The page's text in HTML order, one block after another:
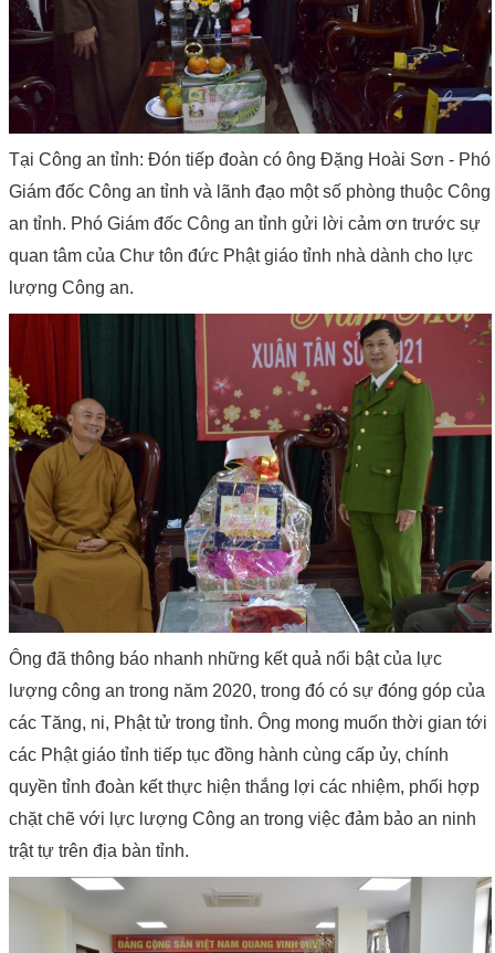
Tại Công an tỉnh: Đón tiếp đoàn có ông Đặng Hoài Sơn - Phó
Giám đốc Công an tỉnh và lãnh đạo một số phòng thuộc Công
an tỉnh. Phó Giám đốc Công an tỉnh gửi lời cảm ơn trước sự
quan tâm của Chư tôn đức Phật giáo tỉnh nhà dành cho lực
lượng Công an.
Ông đã thông báo nhanh những kết quả nổi bật của lực
lượng công an trong năm 2020, trong đó có sự đóng góp của
các Tăng, ni, Phật tử trong tỉnh. Ông mong muốn thời gian tới
các Phật giáo tỉnh tiếp tục đồng hành cùng cấp ủy, chính
quyền tỉnh đoàn kết thực hiện thắng lợi các nhiệm, phối hợp
chặt chẽ với lực lượng Công an trong việc đảm bảo an ninh
trật tự trên địa bàn tỉnh.